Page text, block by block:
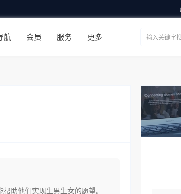
航 会员 服务 更多
助他们实现生男生女的愿望。